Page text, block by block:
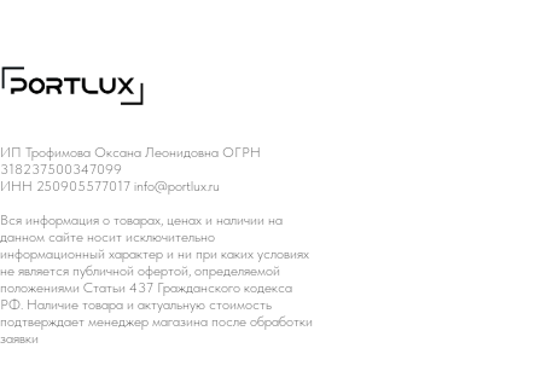
ИП Трофимова Оксана Леонидовна ОГРН
318237500347099
ИНН 250905577017 info@portlux.ru
Вся информация о товарах, ценах и наличии на
данном сайте носит исключительно
информационный характер и ни при каких условиях
не является публичной офертой, определяемой
положениями Статьи 437 Гражданского кодекса
РФ. Наличие товара и актуальную стоимость
подтверждает менеджер магазина после обработки
заявки